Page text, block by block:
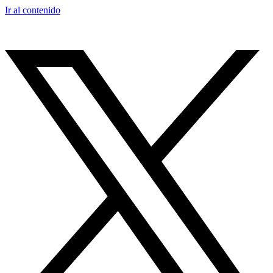
Ir al contenido